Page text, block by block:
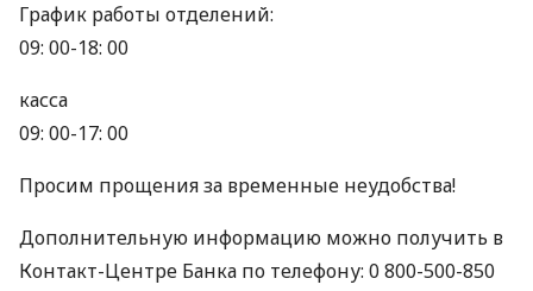
График работы отделений:
09: 00-18: 00
касса
09: 00-17: 00
Просим прощения за временные неудобства!
Дополнительную информацию можно получить в
Контакт-Центре Банка по телефону: 0 800-500-850